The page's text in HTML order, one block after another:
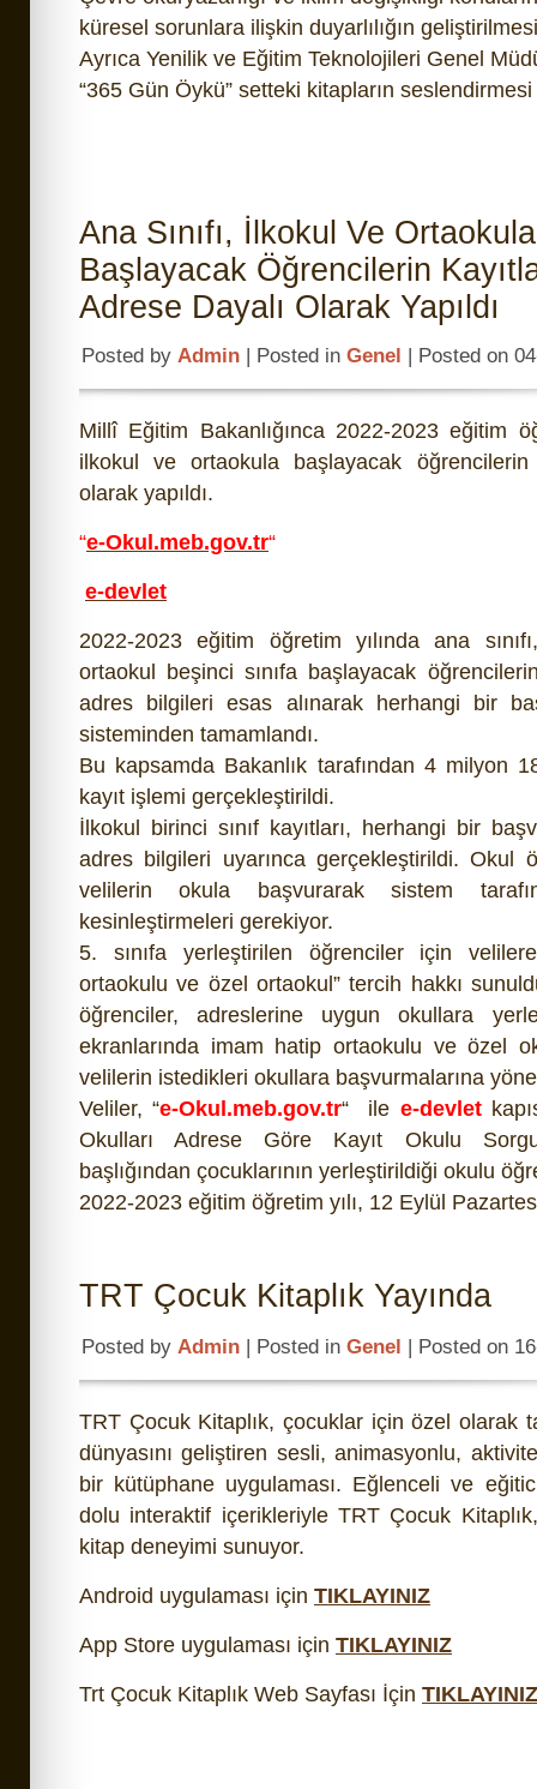
küresel sorunlara ilişkin duyarlılığın
Ayrıca Yenilik ve Eğitim Teknolojileri Genel
“365 Gün Öykü” setteki kitapların seslendirmesi
Ana Sınıfı, İlkokul Ve Ortaokula
Başlayacak Öğrencilerin
Adrese Dayalı Olarak Yapıldı
Posted by Admin | Posted in Genel | Posted on
Millî Eğitim Bakanlığınca 2022-2023 eğitim
ilkokul ve ortaokula başlayacak öğrencilerin
olarak yapıldı.
“e-Okul.meb.gov.tr“
e-devlet
2022-2023 eğitim öğretim yılında ana
ortaokul beşinci sınıfa başlayacak
adres bilgileri esas alınarak herhangi bir
sisteminden tamamlandı.
Bu kapsamda Bakanlık tarafından 4 milyon
kayıt işlemi gerçekleştirildi.
İlkokul birinci sınıf kayıtları, herhangi bir
adres bilgileri uyarınca gerçekleştirildi. Okul
velilerin okula başvurarak sistem
kesinleştirmeleri gerekiyor.
5. sınıfa yerleştirilen öğrenciler için
ortaokulu ve özel ortaokul” tercih hakkı
öğrenciler, adreslerine uygun okullara
ekranlarında imam hatip ortaokulu ve özel
velilerin istedikleri okullara başvurmalarına
Veliler, “e-Okul.meb.gov.tr“ ile e-devlet
Okulları Adrese Göre Kayıt Okulu
başlığından çocuklarının yerleştirildiği okulu
2022-2023 eğitim öğretim yılı, 12 Eylül
TRT Çocuk Kitaplık Yayında
Posted by Admin | Posted in Genel | Posted on
TRT Çocuk Kitaplık, çocuklar için özel olarak
dünyasını geliştiren sesli, animasyonlu,
bir kütüphane uygulaması. Eğlenceli ve
dolu interaktif içerikleriyle TRT Çocuk
kitap deneyimi sunuyor.
Android uygulaması için TIKLAYINIZ
App Store uygulaması için TIKLAYINIZ
Trt Çocuk Kitaplık Web Sayfası İçin TIKLAYINIZ